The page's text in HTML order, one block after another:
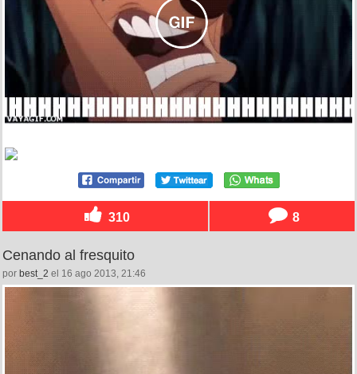
310 8
Cenando al fresquito
por best_2 el 16 ago 2013, 21:46